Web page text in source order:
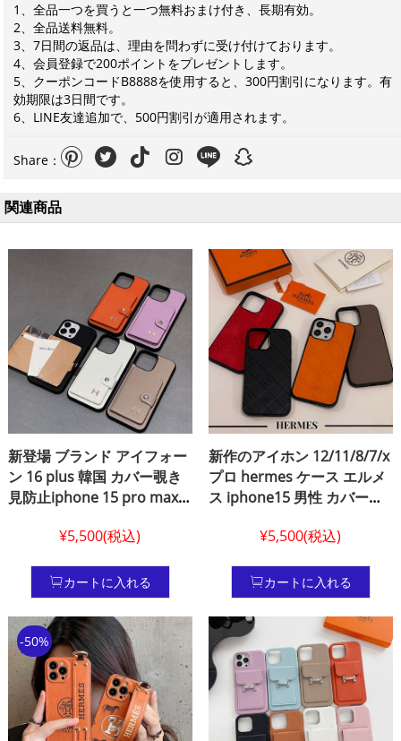
1、全品一つを買うと一つ無料おまけ付き、長期有効。
2、全品送料無料。
3、7日間の返品は、理由を問わずに受け付けております。
4、会員登録で200ポイントをプレゼントします。
5、クーポンコードB8888を使用すると、300円割引になります。有
効期限は3日間です。
6、LINE友達追加で、500円割引が適用されます。
Share：
関連商品
新登場 ブランド アイフォー
ン 16 plus 韓国 カバー覗き
見防止iphone 15 pro max
納 アイフォン 14plus エルメ
iPhone 13 pro 落下防止携帯
ケース
¥5,500(税込)
カートに入れる
新作のアイホン 12/11/8/7/x
プロ hermes ケース エルメ
ス iphone15 男性 カバー
フォン 15 pro 激安メス
マホケース
¥5,500(税込)
カートに入れる
-50%